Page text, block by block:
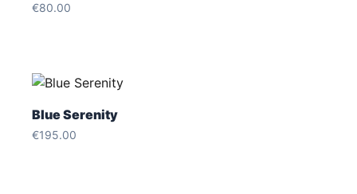
€80.00
Blue Serenity
€195.00